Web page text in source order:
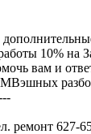
10% на
вам и
ремонт 627-